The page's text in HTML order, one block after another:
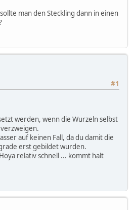
man den Steckling dann in einen
#1
werden, wenn die Wurzeln selbst
auf keinen Fall, da du damit die
erst gebildet wurden.
relativ schnell ... kommt halt